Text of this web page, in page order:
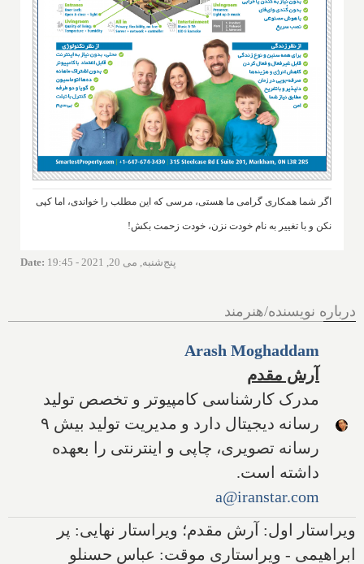
اگر شما همکاری گرامی ما هستی، مرسی که این مطلب را خواندی، اما کپی
نکن و با تغییر به نام خودت نزن، خودت زحمت بکش!
Date: پنج‌شنبه, می 20, 2021 - 19:45
درباره نویسنده/هنرمند
Arash Moghaddam
آرش مقدم
مدرک کارشناسی کامپیوتر و تخصص تولید
رسانه دیجیتال دارد و مدیریت تولید بیش ۹
رسانه تصویری، چاپی و اینترنتی را بعهده
داشته است.
a@iranstar.com
ویراستار اول: آرش مقدم؛ ویراستار نهایی: پر
ابراهیمی - ویراستاری موقت: عباس حسنلو